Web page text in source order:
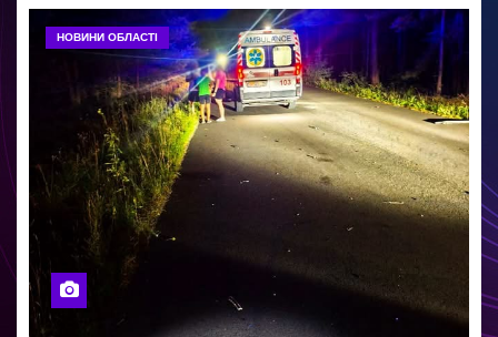
НОВИНИ ОБЛАСТІ